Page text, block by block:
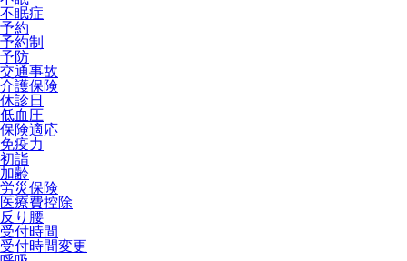
不眠症
予約
予約制
予防
交通事故
介護保険
休診日
低血圧
保険適応
免疫力
初詣
加齢
労災保険
医療費控除
反り腰
受付時間
受付時間変更